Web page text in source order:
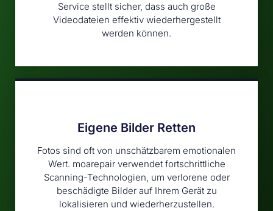
Service stellt sicher, dass auch große
Videodateien effektiv wiederhergestellt
werden können.
Eigene Bilder Retten
Fotos sind oft von unschätzbarem emotionalen
Wert. moarepair verwendet fortschrittliche
Scanning-Technologien, um verlorene oder
beschädigte Bilder auf Ihrem Gerät zu
lokalisieren und wiederherzustellen.